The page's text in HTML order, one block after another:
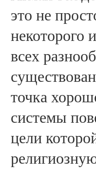
это не
некоторого
всех
точка
системы
цели